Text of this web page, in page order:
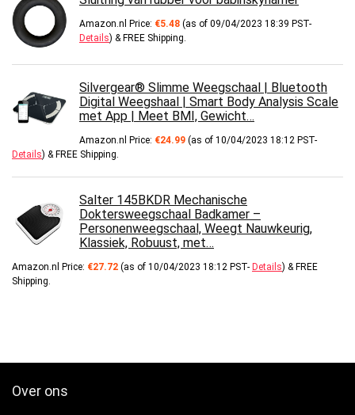
Amazon.nl Price: €5.48 (as of 09/04/2023 18:39 PST-
Details) & FREE Shipping.
Silvergear® Slimme Weegschaal | Bluetooth
Digital Weegshaal | Smart Body Analysis Scale
met App | Meet BMI, Gewicht…
Amazon.nl Price: €24.99 (as of 10/04/2023 18:12 PST-
Details) & FREE Shipping.
Salter 145BKDR Mechanische
Doktersweegschaal Badkamer –
Personenweegschaal, Weegt Nauwkeurig,
Klassiek, Robuust, met…
Amazon.nl Price: €27.72 (as of 10/04/2023 18:12 PST- Details) & FREE
Shipping.
Over ons